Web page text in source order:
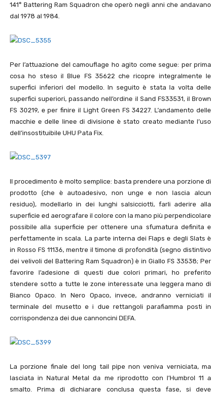
141° Battering Ram Squadron che operò negli anni che andavano
dal 1978 al 1984
Per l’attuazione del camouflage ho agito come segue: per prima
cosa ho steso il Blue FS 35622 che ricopre integralmente le
superfici inferiori del modello. In seguito è stata la volta delle
superfici superiori, passando nell’ordine il Sand FS33531, il Brown
FS 30219, e per finire il Light Green FS34227. L’andamento delle
macchie e delle linee di divisione è stato creato mediante l’uso
dell’insostituibile UHU Pata Fix.
Il procedimento è molto semplice: basta prendere una porzione di
prodotto (che è autoadesivo, non unge e non lascia alcun
residuo), modellarlo in dei lunghi salsicciotti, farli aderire alla
superficie ed aerografare il colore con la mano più perpendicolare
possibile alla superficie per ottenere una sfumatura definita e
perfettamente in scala. La parte interna dei Flaps e degli Slats è
in Rosso FS 11136, mentre il timone di profondità (segno distintivo
dei velivoli del Battering Ram Squadron) è in Giallo FS33538; Per
favorire l’adesione di questi due colori primari, ho preferito
stendere sotto a tutte le zone interessate una leggera mano di
Bianco Opaco. In Nero Opaco, invece, andranno verniciati il
terminale del musetto e i due rettangoli parafiamma posti in
corrispondenza dei due cannoncini DEFA.
La porzione finale del long tail pipe non veniva verniciata, ma
lasciata in Natural Metal da me riprodotto con l’Humbrol 11 a
smalto. Prima di dichiarare conclusa questa fase, si deve